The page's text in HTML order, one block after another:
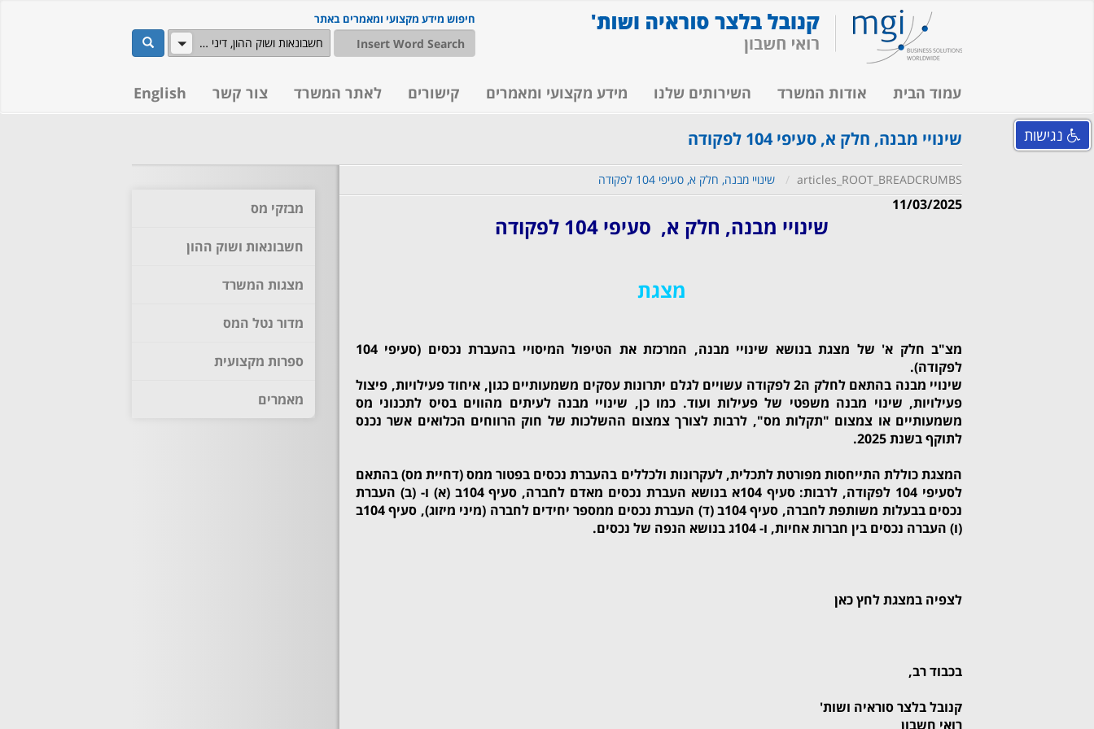
חיפוש מידע מקצועי ומאמרים באתר
חשבונאות ושוק ההון, דיני מסים שלח
עמוד הבית אודות המשרד השירותים שלנו מידע מקצועי ומאמרים קישורים לאתר המשרד צור קשר English
שינויי מבנה, חלק א, סעיפי 104 לפקודה
articles_ROOT_BREADCRUMBS שינויי מבנה, חלק א, סעיפי 104 לפקודה
11/03/2025
שינויי מבנה, חלק א, סעיפי 104 לפקודה
מצגת
מצ"ב חלק א' של מצגת בנושא שינויי מבנה, המרכזת את הטיפול המיסויי בהעברת נכסים (סעיפי 104
לפקודה).
שינויי מבנה בהתאם לחלק ה2 לפקודה עשויים לגלם יתרונות עסקים משמעותיים כגון, איחוד פעילויות, פיצול
פעילויות, שינוי מבנה משפטי של פעילות ועוד. כמו כן, שינויי מבנה לעיתים מהווים בסיס לתכנוני מס
משמעותיים או צמצום "תקלות מס", לרבות לצורך צמצום ההשלכות של חוק הרווחים הכלואים אשר נכנס
לתוקף בשנת 2025.
המצגת כוללת התייחסות מפורטת לתכלית, לעקרונות ולכללים בהעברת נכסים בפטור ממס (דחיית מס) בהתאם
לסעיפי 104 לפקודה, לרבות:
סעיף 104א בנושא העברת נכסים מאדם לחברה, סעיף 104ב (א) ו- (ב) העברת
נכסים בבעלות משותפת לחברה, סעיף 104ב (ד) העברת נכסים ממספר יחידים לחברה (מיני מיזוג), סעיף 104ב
(ו) העברה נכסים בין חברות אחיות, ו- 104ג בנושא הנפה של נכסים.
לצפיה במצגתלחץ כאן
בכבוד רב,
קנובל בלצר סוראיה ושות'
רואי חשבון
מבזקי מס
חשבונאות ושוק ההון
מצגות המשרד
מדור נטל המס
ספרות מקצועית
מאמרים
נגישות